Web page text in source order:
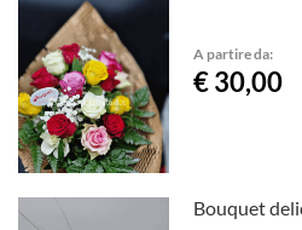
A partire da:
€ 30,00
Bouquet